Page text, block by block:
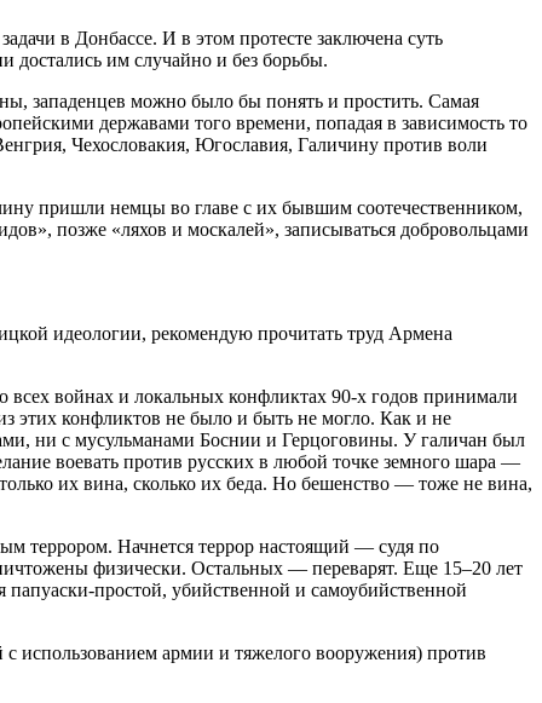
в Донбассе. И в этом протесте заключена суть
достались им случайно и без борьбы.
западенцев можно было бы понять и простить. Самая
державами того времени, попадая в зависимость то
Чехословакия, Югославия, Галичину против воли
пришли немцы во главе с их бывшим соотечественником,
позже «ляхов и москалей», записываться добровольцами
идеологии, рекомендую прочитать труд Армена
войнах и локальных конфликтах 90-х годов принимали
конфликтов не было и быть не могло. Как и не
ни с мусульманами Боснии и Герцоговины. У галичан был
воевать против русских в любой точке земного шара —
их вина, сколько их беда. Но бешенство — тоже не вина,
террором. Начнется террор настоящий — судя по
физически. Остальных — переварят. Еще 15–20 лет
папуаски-простой, убийственной и самоубийственной
использованием армии и тяжелого вооружения) против